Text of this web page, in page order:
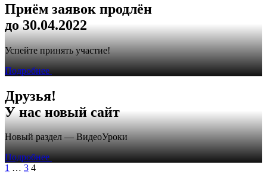
Приём заявок продлён
до 30.04.2022
Успейте принять участие!
Подробнее
Друзья!
У нас новый сайт
Новый раздел — ВидеоУроки
Подробнее
1 … 3 4